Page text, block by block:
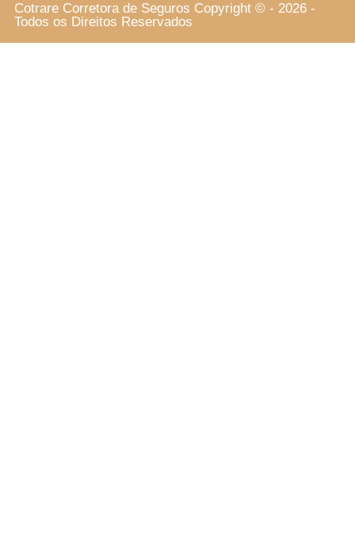
Cotrare Corretora de Seguros Copyright © - 2026 -
Todos os Direitos Reservados